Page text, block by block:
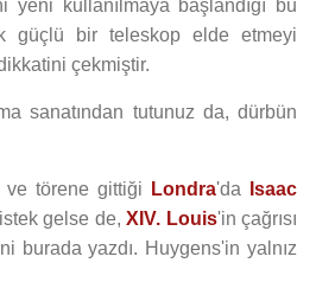
yeni kullanılmaya başlandığı bu
güçlü bir teleskop elde etmeyi
çekmiştir.
sanatından tutunuz da, dürbün
törene gittiği Londra'da
Isaac
gelse de,XIV. Louis'in çağrısı
burada yazdı. Huygens'in yalnız